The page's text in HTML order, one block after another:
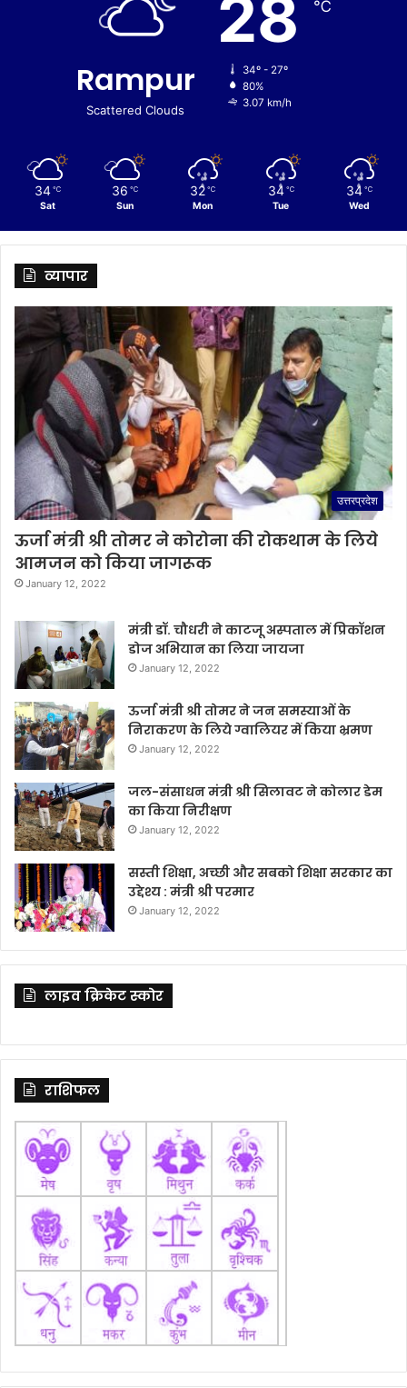
Rampur
Scattered Clouds
28 ℃
34º - 27º
80%
3.07 km/h
34 ℃
Sat
36 ℃
Sun
32 ℃
Mon
34 ℃
Tue
34 ℃
Wed
व्यापार
उत्तरप्रदेश
ऊर्जा मंत्री श्री तोमर ने कोरोना की रोकथाम के लिये
आमजन को किया जागरूक
January 12, 2022
मंत्री डॉ. चौधरी ने काटजू अस्पताल में प्रिकॉशन
डोज अभियान का लिया जायजा
January 12, 2022
ऊर्जा मंत्री श्री तोमर ने जन समस्याओं के
निराकरण के लिये ग्वालियर में किया भ्रमण
January 12, 2022
जल-संसाधन मंत्री श्री सिलावट ने कोलार डेम
का किया निरीक्षण
January 12, 2022
सस्ती शिक्षा, अच्छी और सबको शिक्षा सरकार का
उद्देश्य : मंत्री श्री परमार
January 12, 2022
लाइव क्रिकेट स्कोर
राशिफल